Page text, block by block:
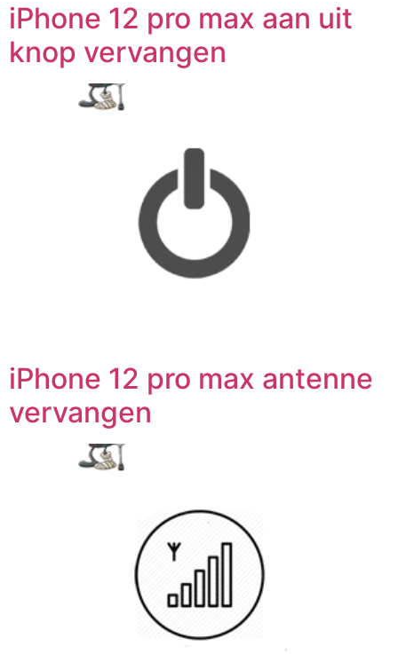
iPhone 12 pro max aan uit
knop vervangen
iPhone 12 pro max antenne
vervangen